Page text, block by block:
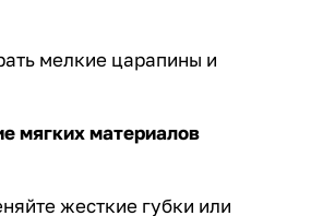
мелкие царапины и
мягких материалов
жесткие губки или